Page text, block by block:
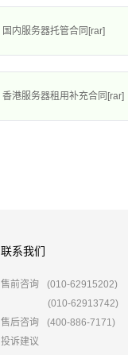
国内服务器托管合同[rar]
香港服务器租用补充合同[rar]
联系我们
售前咨询
(010-62915202)
(010-62913742)
售后咨询
(400-886-7171)
投诉建议